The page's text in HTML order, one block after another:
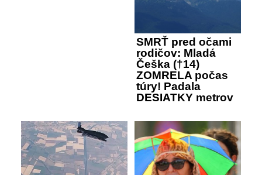
SMRŤ pred očami
rodičov: Mladá
Češka (†14)
ZOMRELA počas
túry! Padala
DESIATKY metrov